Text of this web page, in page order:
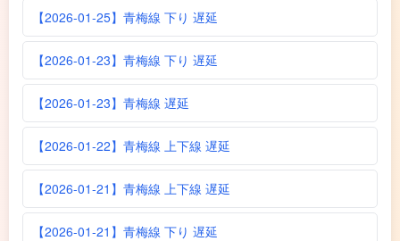
【2026-01-25】青梅線 下り 遅延
【2026-01-23】青梅線 下り 遅延
【2026-01-23】青梅線 遅延
【2026-01-22】青梅線 上下線 遅延
【2026-01-21】青梅線 上下線 遅延
【2026-01-21】青梅線 下り 遅延